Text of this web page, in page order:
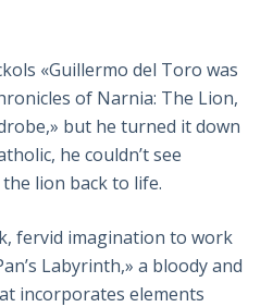
«Guillermo del Toro was
of Narnia: The Lion,
but he turned it down
he couldn’t see
lion back to life.
fervid imagination to work
Labyrinth,» a bloody and
incorporates elements